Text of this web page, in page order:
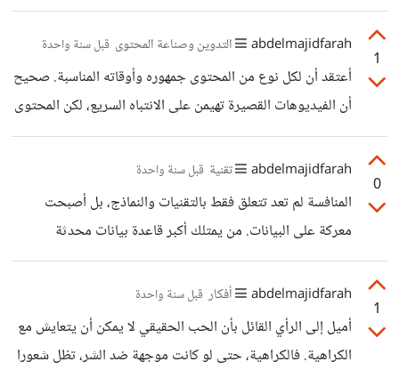
فإنك تخلق انطباعا إيجابيا لدى العملاء المحتملين، مما يجعلهم
أكثر ميلا للعودة والاستفادة من خدماتك المدفوعة. لكن من
الأفضل تحديد إطار زمني أو نطاق معين للاستشارة المجانية،
بحيث تقدم قيمة حقيقية دون أن تستنزف وقتك وطاقتك.
1
abdelmajidfarah التدوين وصناعة المحتوى قبل سنة واحدة
أعتقد أن لكل نوع من المحتوى جمهوره وأوقاته المناسبة. صحيح
أن الفيديوهات القصيرة تهيمن على الانتباه السريع، لكن المحتوى
الصوتي لا يزال يحتفظ بقوة خاصة، لأنه يمنحنا تجربة مختلف
(أكثر هدوء)، وأقل استهلاكا للحواس، مما يسمح لنا بالتركيز أو
حتى الاسترخاء أثناء الاستماع. البودكاست كمثال يمنح فرصة
الغوص في مواضيع أعمق، والاستمتاع بالنقاشات الطويلة دون
0
abdelmajidfarah تقنية قبل سنة واحدة
المنافسة لم تعد تتعلق فقط بالتقنيات والنماذج، بل أصبحت
معركة على البيانات. من يمتلك أكبر قاعدة بيانات محدثة
ومتنوعة، لديه أفضلية واضحة في بناء نموذج أكثر دقة وذكاء. لا
في حالة Grok 3 لديها ميزة ضخمة، قد تجعل المنافسة غير
متكافئة. وهذا يذكرنا بما حدث مع جوجل في محركات البحث أو
1
abdelmajidfarah أفكار قبل سنة واحدة
أميل إلى الرأي القائل بأن الحب الحقيقي لا يمكن أن يتعايش مع
الكراهية. فالكراهية، حتى لو كانت موجهة ضد الشر، تظل شعورا